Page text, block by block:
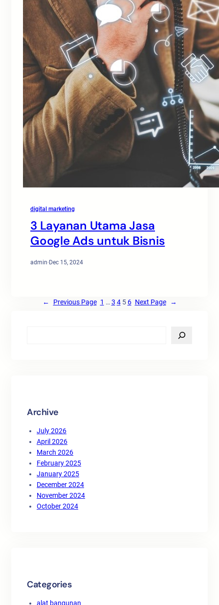
digital marketing
3 Layanan Utama Jasa
Google Ads untuk Bisnis
admin·Dec 15, 2024
← Previous Page 1 … 3 4 5 6 Next Page →
Archive
July 2026
April 2026
March 2026
February 2025
January 2025
December 2024
November 2024
October 2024
Categories
alat bangunan